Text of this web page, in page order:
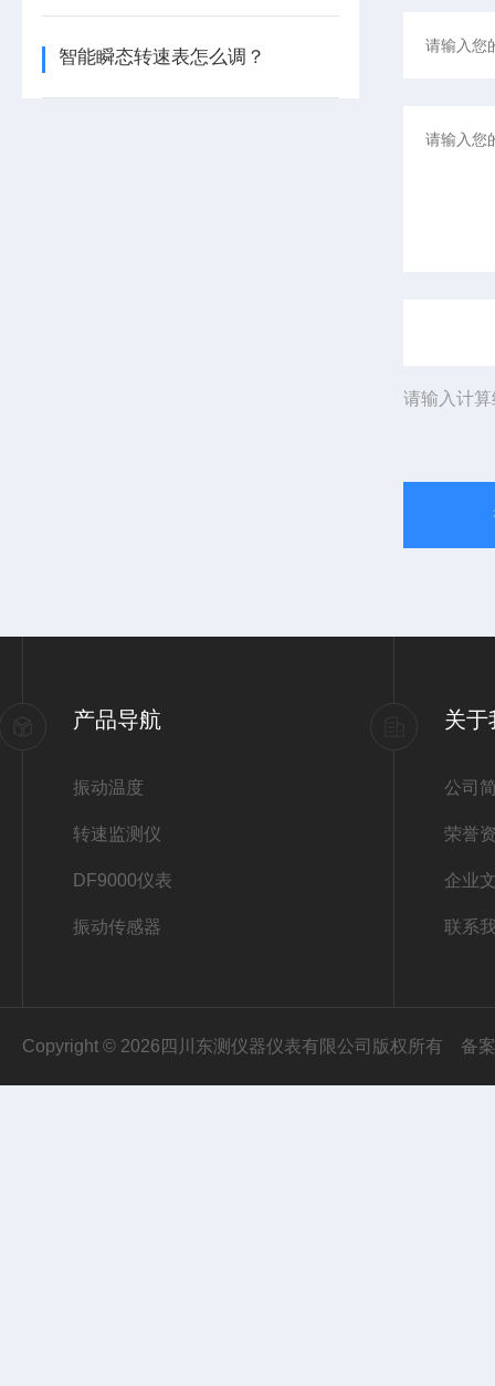
智能瞬态转速表怎么调？
请输入计
产品导航
振动温度
转速监测仪
DF9000仪表
振动传感器
关于
公司
荣誉
企业
联系
Copyright © 2026四川东测仪器仪表有限公司版权所有 备